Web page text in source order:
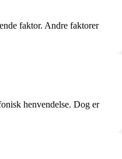
faktor. Andre faktorer
henvendelse. Dog er